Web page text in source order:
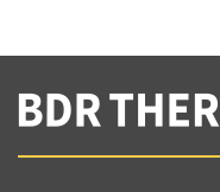
Вы соглашаетесь с